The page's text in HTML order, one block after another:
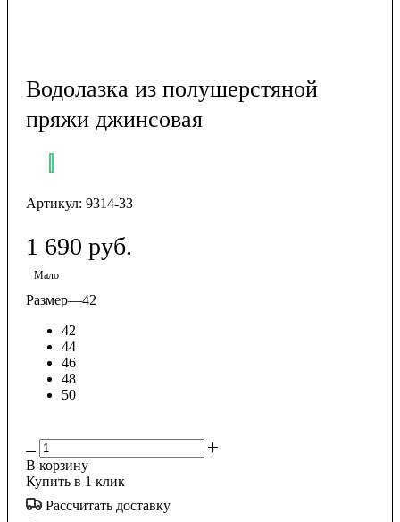
Водолазка из полушерстяной
пряжи джинсовая
Артикул: 9314-33
1 690 руб.
Мало
Размер—42
42
44
46
48
50
В корзину
Купить в 1 клик
Рассчитать доставку